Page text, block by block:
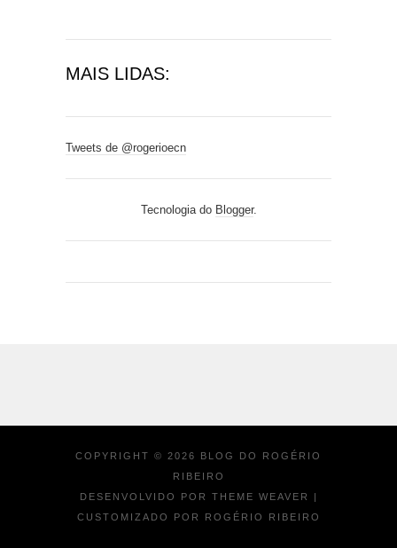
MAIS LIDAS:
Tweets de @rogerioecn
Tecnologia do Blogger.
COPYRIGHT © 2026 BLOG DO ROGÉRIO
RIBEIRO
DESENVOLVIDO POR THEME WEAVER
|
CUSTOMIZADO POR ROGÉRIO RIBEIRO